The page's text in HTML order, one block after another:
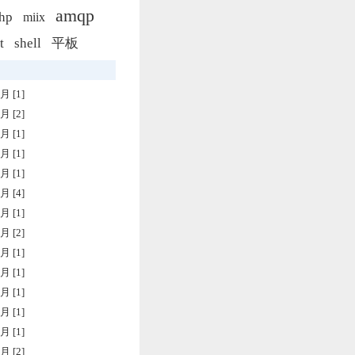
miix amqp
shell 平板
[1]
[2]
[1]
[1]
[1]
[4]
[1]
[2]
[1]
[1]
[1]
[1]
[1]
[2]